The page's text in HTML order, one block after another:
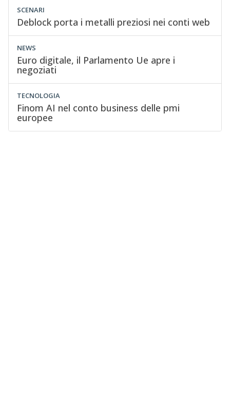
SCENARI
Deblock porta i metalli preziosi nei conti web
NEWS
Euro digitale, il Parlamento Ue apre i
negoziati
TECNOLOGIA
Finom AI nel conto business delle pmi
europee